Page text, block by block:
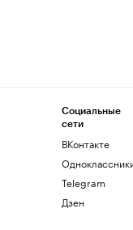
Социальные
сети
ВКонтакте
Telegram
Дзен